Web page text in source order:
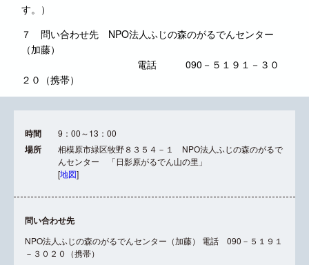
す。）
７ 問い合わせ先 NPO法人ふじの森のがるでんセンター
（加藤）
電話 090－５１９１－３０
２０（携帯）
時間 9：00～13：00
場所
相模原市緑区牧野８３５４－１ NPO法人ふじの森のがるで
んセンター 「日影原がるでん山の里」
[地図]
問い合わせ先
NPO法人ふじの森のがるでんセンター（加藤） 電話 090－５１９１
－３０２０（携帯）